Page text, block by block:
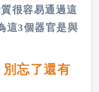
很容易通過這
這3個器官是與
忘了還有